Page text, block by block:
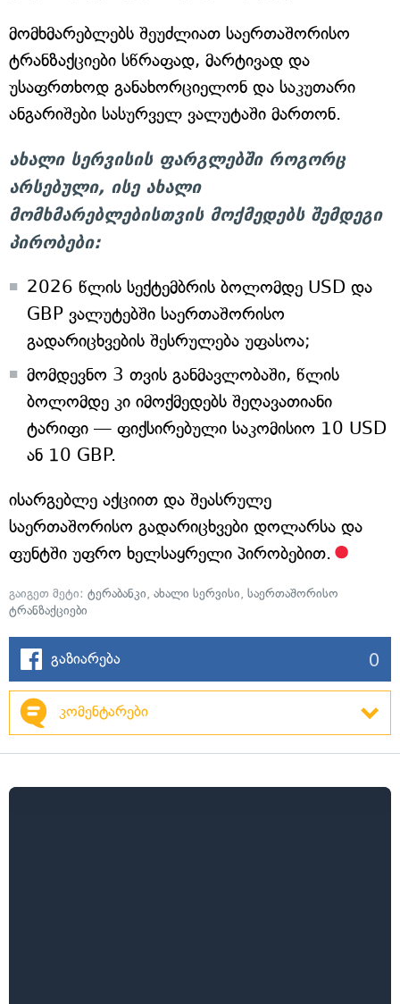
მომხმარებლებს შეუძლიათ საერთაშორისო
ტრანზაქციები სწრაფად, მარტივად და
უსაფრთხოდ განახორციელონ და საკუთარი
ანგარიშები სასურველ ვალუტაში მართონ.
ახალი სერვისის ფარგლებში როგორც
არსებული, ისე ახალი
მომხმარებლებისთვის მოქმედებს შემდეგი
პირობები:
2026 წლის სექტემბრის ბოლომდე USD და
GBP ვალუტებში საერთაშორისო
გადარიცხვების შესრულება უფასოა;
მომდევნო 3 თვის განმავლობაში, წლის
ბოლომდე კი იმოქმედებს შეღავათიანი
ტარიფი — ფიქსირებული საკომისიო 10 USD
ან 10 GBP.
ისარგებლე აქციით და შეასრულე
საერთაშორისო გადარიცხვები დოლარსა და
ფუნტში უფრო ხელსაყრელი პირობებით.
გაიგეთ მეტი: ტერაბანკი, ახალი სერვისი, საერთაშორისო
ტრანზაქციები
გაზიარება 0
კომენტარები